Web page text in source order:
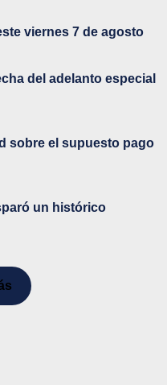
viernes 7 de agosto
del adelanto especial
sobre el supuesto pago
un histórico